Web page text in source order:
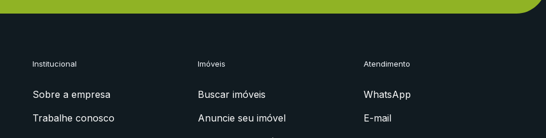
Institucional
Sobre a empresa
Trabalhe conosco
Imóveis
Buscar imóveis
Anuncie seu imóvel
Atendimento
WhatsApp
E-mail